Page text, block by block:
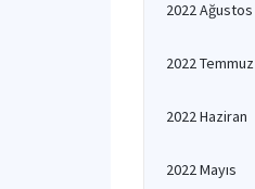
2022 Ağustos
2022 Temmuz
2022 Haziran
2022 Mayıs